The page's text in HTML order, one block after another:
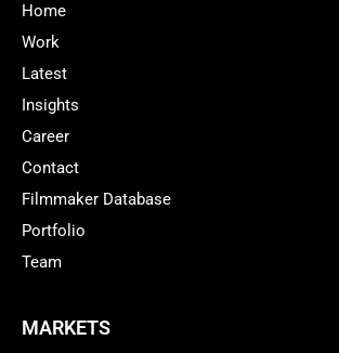
Home
Work
Latest
Insights
Career
Contact
Filmmaker Database
Portfolio
Team
MARKETS